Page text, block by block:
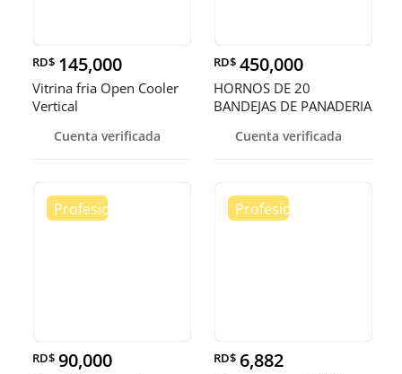
RD$ 145,000
Vitrina fria Open Cooler
Vertical
Cuenta verificada
RD$ 450,000
HORNOS DE 20
BANDEJAS DE PANADERIA
Cuenta verificada
RD$ 90,000 RD$ 6,882